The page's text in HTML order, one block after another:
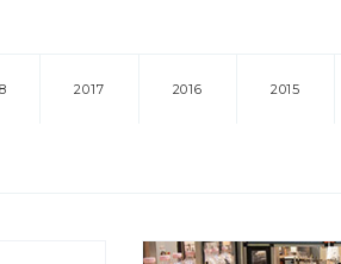
2017 2016 2015